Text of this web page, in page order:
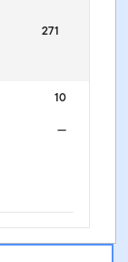
271
10
—